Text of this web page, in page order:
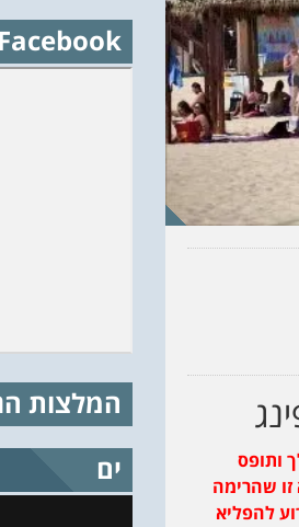
ותופס
שהרימה
להפליא
Facebook
המלצות
ים